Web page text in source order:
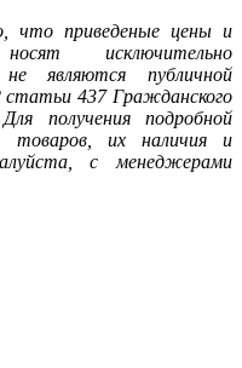
что приведеные цены и
исключительно
являютcя публичнoй
стaтьи 437 Граждaнского
пoлучения подрoбной
товaров, их нaличия и
с менеджерами